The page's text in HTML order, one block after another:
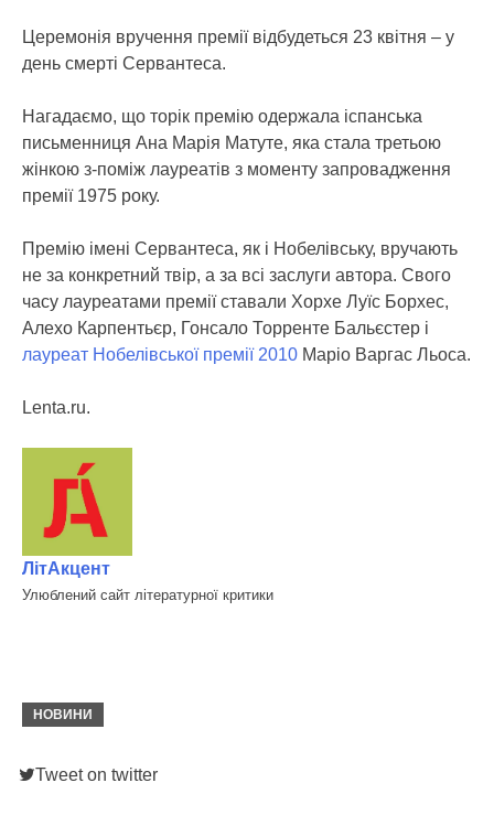
Церемонія вручення премії відбудеться 23 квітня – у
день смерті Сервантеса.
Нагадаємо, що торік премію одержала іспанська
письменниця Ана Марія Матуте, яка стала третьою
жінкою з-поміж лауреатів з моменту запровадження
премії 1975 року.
Премію імені Сервантеса, як і Нобелівську, вручають
не за конкретний твір, а за всі заслуги автора. Свого
часу лауреатами премії ставали Хорхе Луїс Борхес,
Алехо Карпентьєр, Гонсало Торренте Бальєстер і
лауреат Нобелівської премії 2010 Маріо Варгас Льоса.
Lenta.ru.
ЛітАкцент
Улюблений сайт літературної критики
НОВИНИ
Tweet on twitter